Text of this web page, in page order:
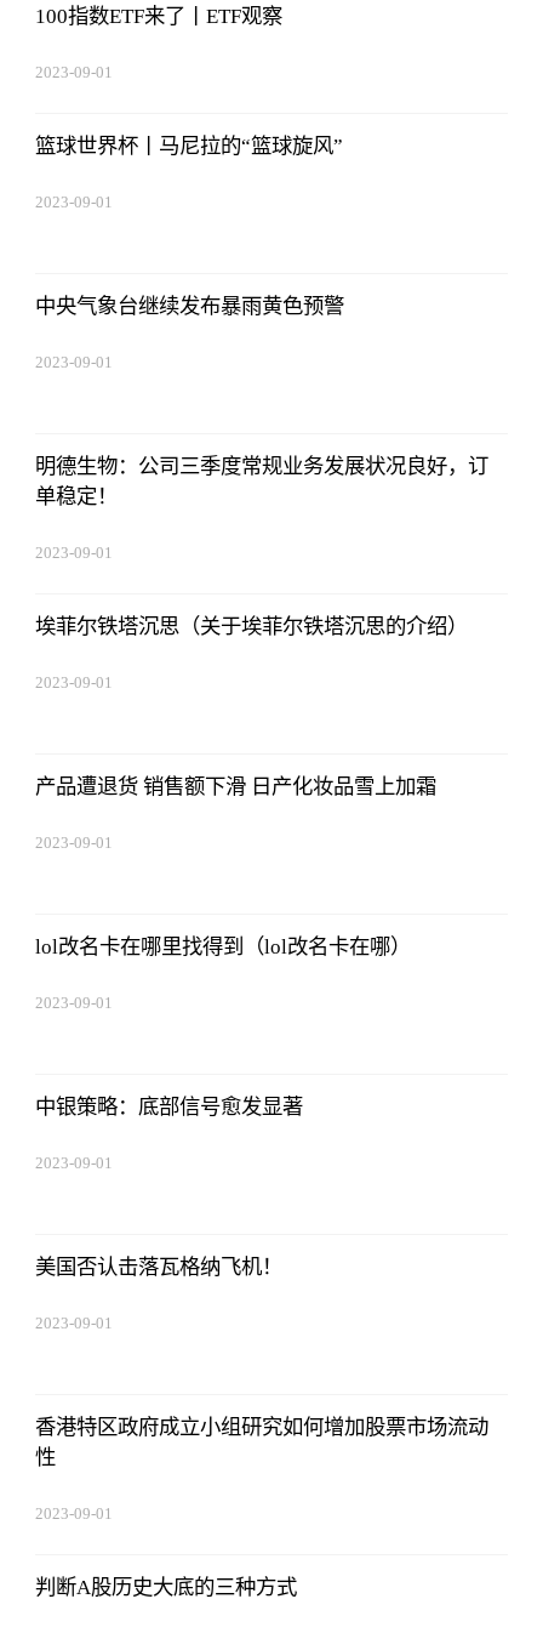
100指数ETF来了丨ETF观察
2023-09-01
篮球世界杯丨马尼拉的“篮球旋风”
2023-09-01
中央气象台继续发布暴雨黄色预警
2023-09-01
明德生物：公司三季度常规业务发展状况良好，订
单稳定！
2023-09-01
埃菲尔铁塔沉思（关于埃菲尔铁塔沉思的介绍）
2023-09-01
产品遭退货 销售额下滑 日产化妆品雪上加霜
2023-09-01
lol改名卡在哪里找得到（lol改名卡在哪）
2023-09-01
中银策略：底部信号愈发显著
2023-09-01
美国否认击落瓦格纳飞机！
2023-09-01
香港特区政府成立小组研究如何增加股票市场流动
性
2023-09-01
判断A股历史大底的三种方式